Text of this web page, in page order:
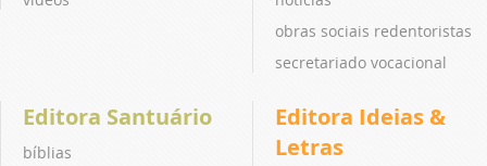
obras sociais redentoristas
secretariado vocacional
Editora Santuário
bíblias
Editora Ideias &
Letras